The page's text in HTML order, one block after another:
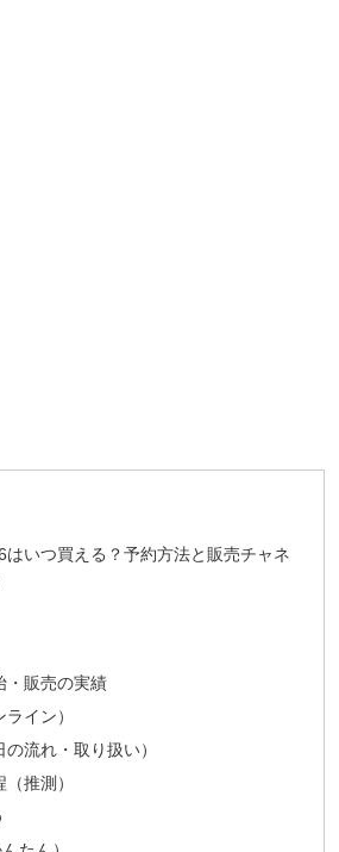
はいつ買える？予約方法と販売チャネ
・販売の実績
イン）
流れ・取り扱い）
推測）